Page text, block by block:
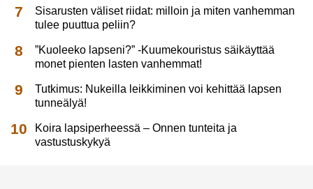
Sisarusten väliset riidat: milloin ja miten vanhemman
tulee puuttua peliin?
”Kuoleeko lapseni?” -Kuumekouristus säikäyttää
monet pienten lasten vanhemmat!
Tutkimus: Nukeilla leikkiminen voi kehittää lapsen
tunneälyä!
Koira lapsiperheessä – Onnen tunteita ja
vastustuskykyä